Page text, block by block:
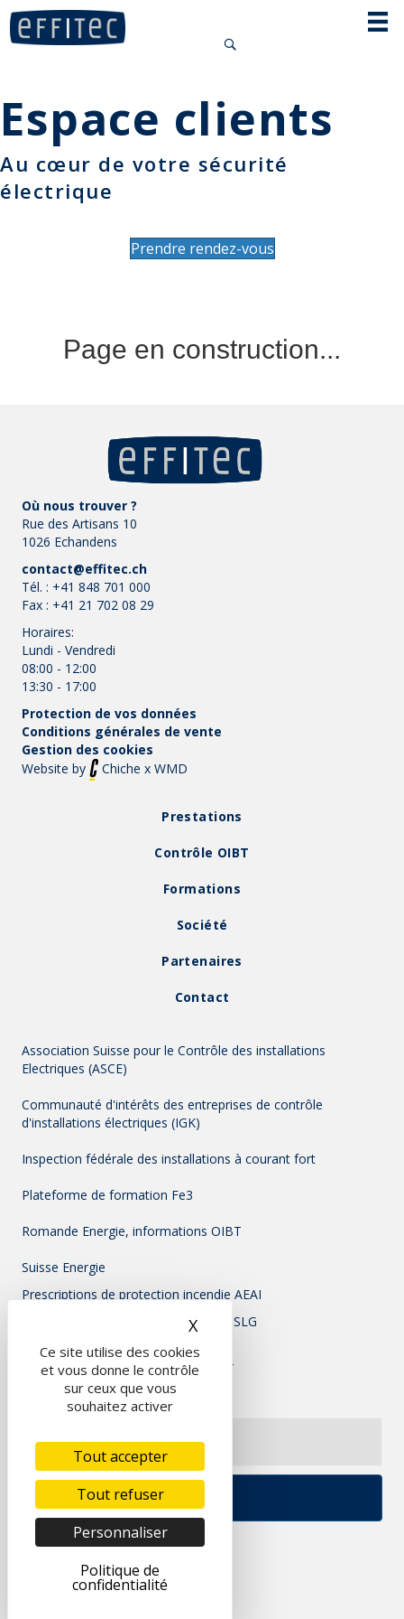
Panneau de gestion des cookies
Ce site utilise des cookies
et vous donne le contrôle
sur ceux que vous
souhaitez activer
Tout accepter
Tout refuser
Personnaliser
Politique de
confidentialité
X Masquer le bandeau des
Espace clients
Au cœur de votre sécurité
électrique
Prendre rendez-vous
Page en construction...
Où nous trouver ?
Rue des Artisans 10
1026 Echandens
contact@effitec.ch
Tél. : +41 848 701 000
Fax : +41 21 702 08 29
Horaires:
Lundi - Vendredi
08:00 - 12:00
13:30 - 17:00
Protection de vos données
Conditions générales de vente
Gestion des cookies
Website by
Chiche x WMD
Prestations
Contrôle OIBT
Formations
Société
Partenaires
Contact
Association Suisse pour le Contrôle des installations
Electriques (ASCE)
Communauté d'intérêts des entreprises de contrôle
d'installations électriques (IGK)
Inspection fédérale des installations à courant fort
Plateforme de formation Fe3
Romande Energie, informations OIBT
Suisse Energie
Prescriptions de protection incendie AEAI
Association Suisse pour l'éclairage - SLG
Inscrivez-vous à notre newsletter